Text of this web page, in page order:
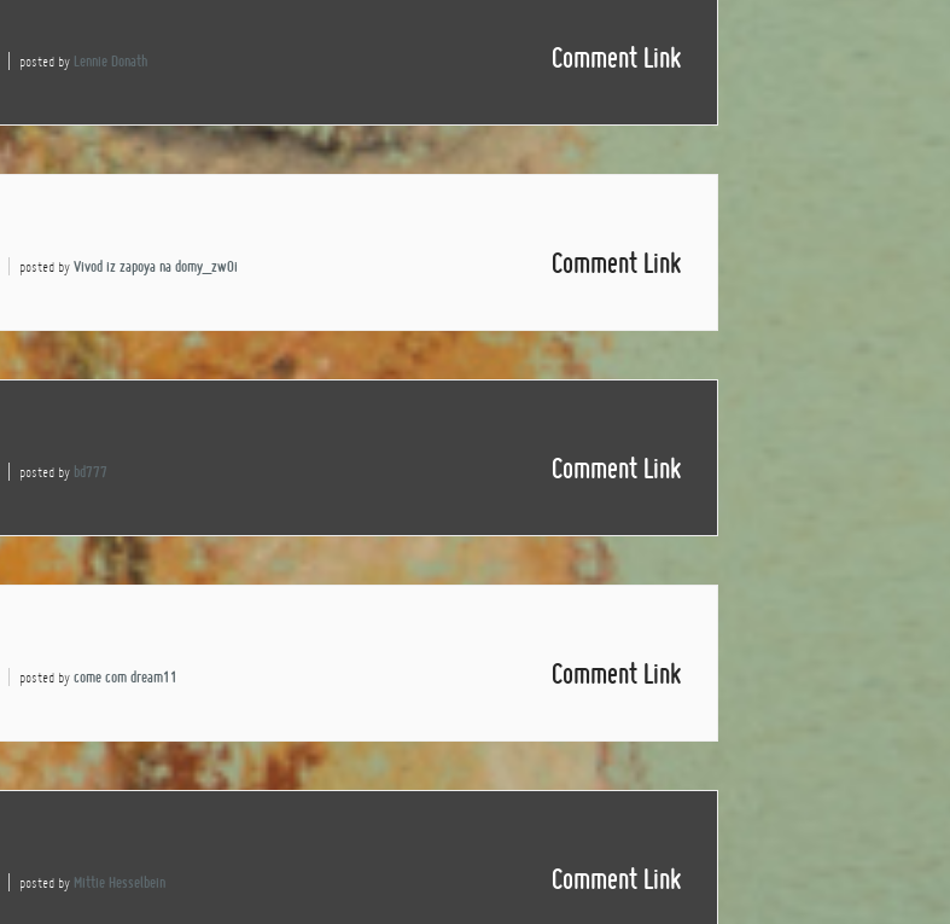
Comment Link
posted by Lennie Donath
Comment Link
posted by Vivod iz zapoya na domy_zwOi
Comment Link
posted by bd777
Comment Link
posted by come com dream11
Comment Link
posted by Mittie Hesselbein